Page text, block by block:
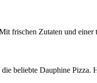
frischen Zutaten und
beliebte Dauphine